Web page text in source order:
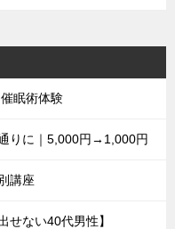
眠術体験
りに｜5,000円→1,000円
講座
せない40代男性】